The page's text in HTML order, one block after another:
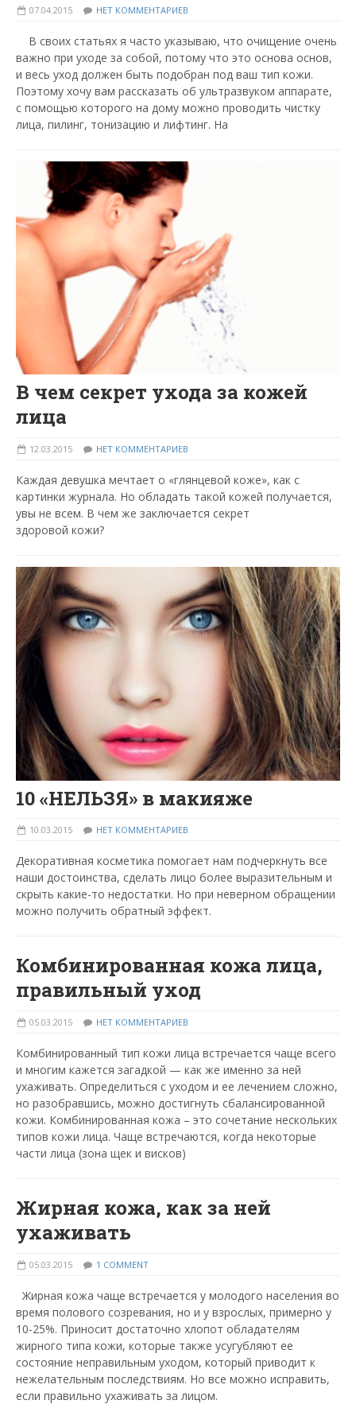
07.04.2015 НЕТ КОММЕНТАРИЕВ
В своих статьях я часто указываю, что очищение очень
важно при уходе за собой, потому что это основа основ,
и весь уход должен быть подобран под ваш тип кожи.
Поэтому хочу вам рассказать об ультразвуком аппарате,
с помощью которого на дому можно проводить чистку
лица, пилинг, тонизацию и лифтинг. На
В чем секрет ухода за кожей
лица
12.03.2015 НЕТ КОММЕНТАРИЕВ
Каждая девушка мечтает о «глянцевой коже», как с
картинки журнала. Но обладать такой кожей получается,
увы не всем. В чем же заключается секрет
здоровой кожи?
10 «НЕЛЬЗЯ» в макияже
10.03.2015 НЕТ КОММЕНТАРИЕВ
Декоративная косметика помогает нам подчеркнуть все
наши достоинства, сделать лицо более выразительным и
скрыть какие-то недостатки. Но при неверном обращении
можно получить обратный эффект.
Комбинированная кожа лица,
правильный уход
05.03.2015 НЕТ КОММЕНТАРИЕВ
Комбинированный тип кожи лица встречается чаще всего
и многим кажется загадкой — как же именно за ней
ухаживать. Определиться с уходом и ее лечением сложно,
но разобравшись, можно достигнуть сбалансированной
кожи. Комбинированная кожа – это сочетание нескольких
типов кожи лица. Чаще встречаются, когда некоторые
части лица (зона щек и висков)
Жирная кожа, как за ней
ухаживать
05.03.2015 1 COMMENT
Жирная кожа чаще встречается у молодого населения во
время полового созревания, но и у взрослых, примерно у
10-25%. Приносит достаточно хлопот обладателям
жирного типа кожи, которые также усугубляют ее
состояние неправильным уходом, который приводит к
нежелательным последствиям. Но все можно исправить,
если правильно ухаживать за лицом.